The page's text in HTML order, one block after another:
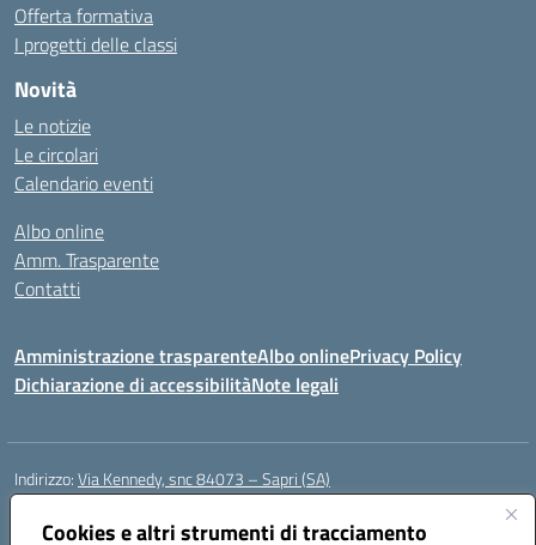
Cookies e altri strumenti di tracciamento
Offerta formativa
I progetti delle classi
Novità
Le notizie
Le circolari
Calendario eventi
Albo online
Amm. Trasparente
Contatti
Amministrazione trasparenteAlbo onlinePrivacy Policy
Dichiarazione di accessibilitàNote legali
Indirizzo:Via Kennedy, snc 84073 – Sapri (SA)
Centralino:
Posta elettronica certificata (PEC):saic878008@pec.istruzione.it